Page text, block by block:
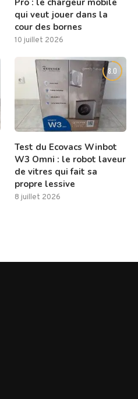
Pro : le chargeur mobile
qui veut jouer dans la
cour des bornes
10 juillet 2026
8.0
Test du Ecovacs Winbot
W3 Omni : le robot laveur
de vitres qui fait sa
propre lessive
8 juillet 2026